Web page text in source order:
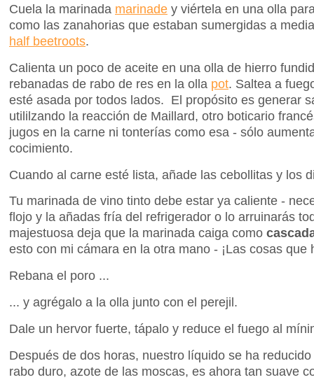
Cuela la marinada marinade y viértela en una olla
como las zanahorias que estaban sumergidas a
half beetroots.
Calienta un poco de aceite en una olla de hierro
rebanadas de rabo de res en la olla pot. Saltea a
esté asada por todos lados. El propósito es generar
utililzando la reacción de Maillard, otro boticario
jugos en la carne ni tonterías como esa - sólo
cocimiento.
Cuando al carne esté lista, añade las cebollitas y los
Tu marinada de vino tinto debe estar ya caliente -
flojo y la añadas fría del refrigerador o lo arruinarás
majestuosa deja que la marinada caiga como
esto con mi cámara en la otra mano - ¡Las cosas
Rebana el poro ...
... y agrégalo a la olla junto con el perejil.
Dale un hervor fuerte, tápalo y reduce el fuego al
Después de dos horas, nuestro líquido se ha
rabo duro, azote de las moscas, es ahora tan suave